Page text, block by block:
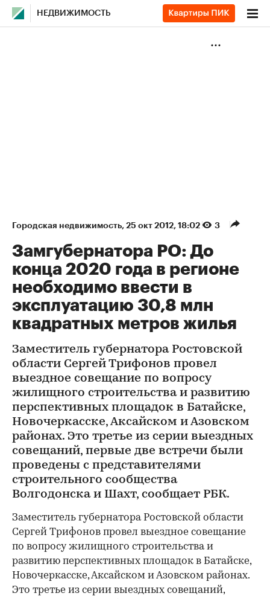
НЕДВИЖИМОСТЬ
Городская недвижимость⁠, 25 окт 2012, 18:02 3
Замгубернатора РО: До
конца 2020 года в регионе
необходимо ввести в
эксплуатацию 30,8 млн
квадратных метров жилья
Заместитель губернатора Ростовской
области Сергей Трифонов провел
выездное совещание по вопросу
жилищного строительства и развитию
перспективных площадок в Батайске,
Новочеркасске, Аксайском и Азовском
районах. Это третье из серии выездных
совещаний, первые две встречи были
проведены с представителями
строительного сообщества
Волгодонска и Шахт, сообщает РБК.
Заместитель губернатора Ростовской области
Сергей Трифонов провел выездное совещание
по вопросу жилищного строительства и
развитию перспективных площадок в Батайске,
Новочеркасске, Аксайском и Азовском районах.
Это третье из серии выездных совещаний,